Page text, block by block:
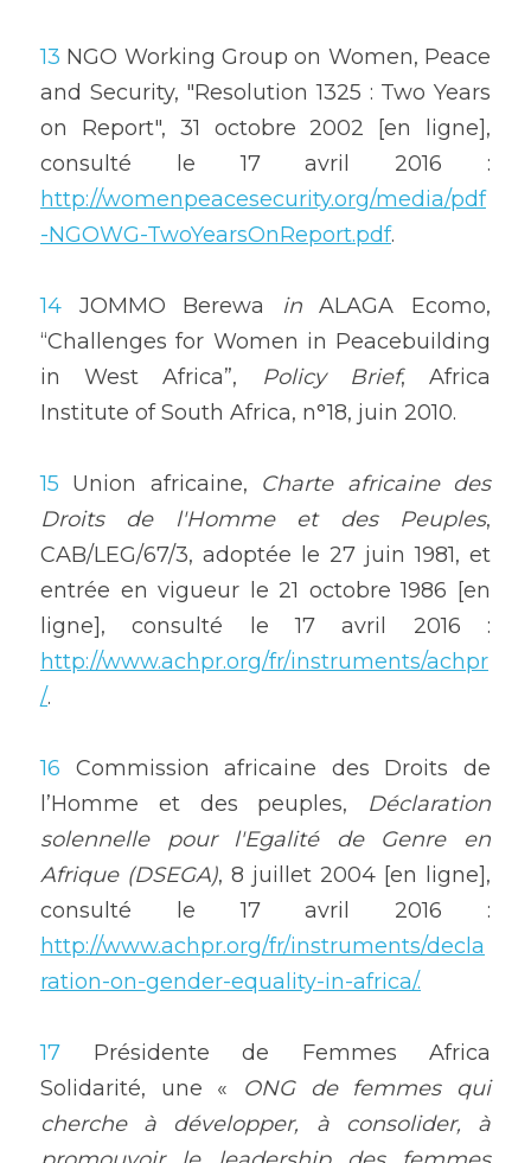
13 NGO Working Group on Women, Peace
and Security, "Resolution 1325 : Two Years
on Report", 31 octobre 2002 [en ligne],
http://womenpeacesecurity.org/media/pdf
-NGOWG-TwoYearsOnReport.pdf.
14 JOMMO Berewa in ALAGA Ecomo,
“Challenges for Women in Peacebuilding
in West Africa”,
Policy Brief, Africa
Institute of South Africa, n°18, juin 2010.
15 Union africaine, Charte africaine des
Droits de l'Homme et des Peuples,
CAB/LEG/67/3, adoptée le 27 juin 1981, et
entrée en vigueur le 21 octobre 1986 [en
http://www.achpr.org/fr/instruments/achpr
/.
16 Commission africaine des Droits de
l’Homme et des peuples, Déclaration
solennelle pour l'Egalité de Genre en
Afrique (DSEGA), 8 juillet 2004 [en ligne],
http://www.achpr.org/fr/instruments/decla
ration-on-gender-equality-in-africa/.
17 Présidente de Femmes Africa
Solidarité, une « ONG de femmes qui
cherche à développer, à consolider, à